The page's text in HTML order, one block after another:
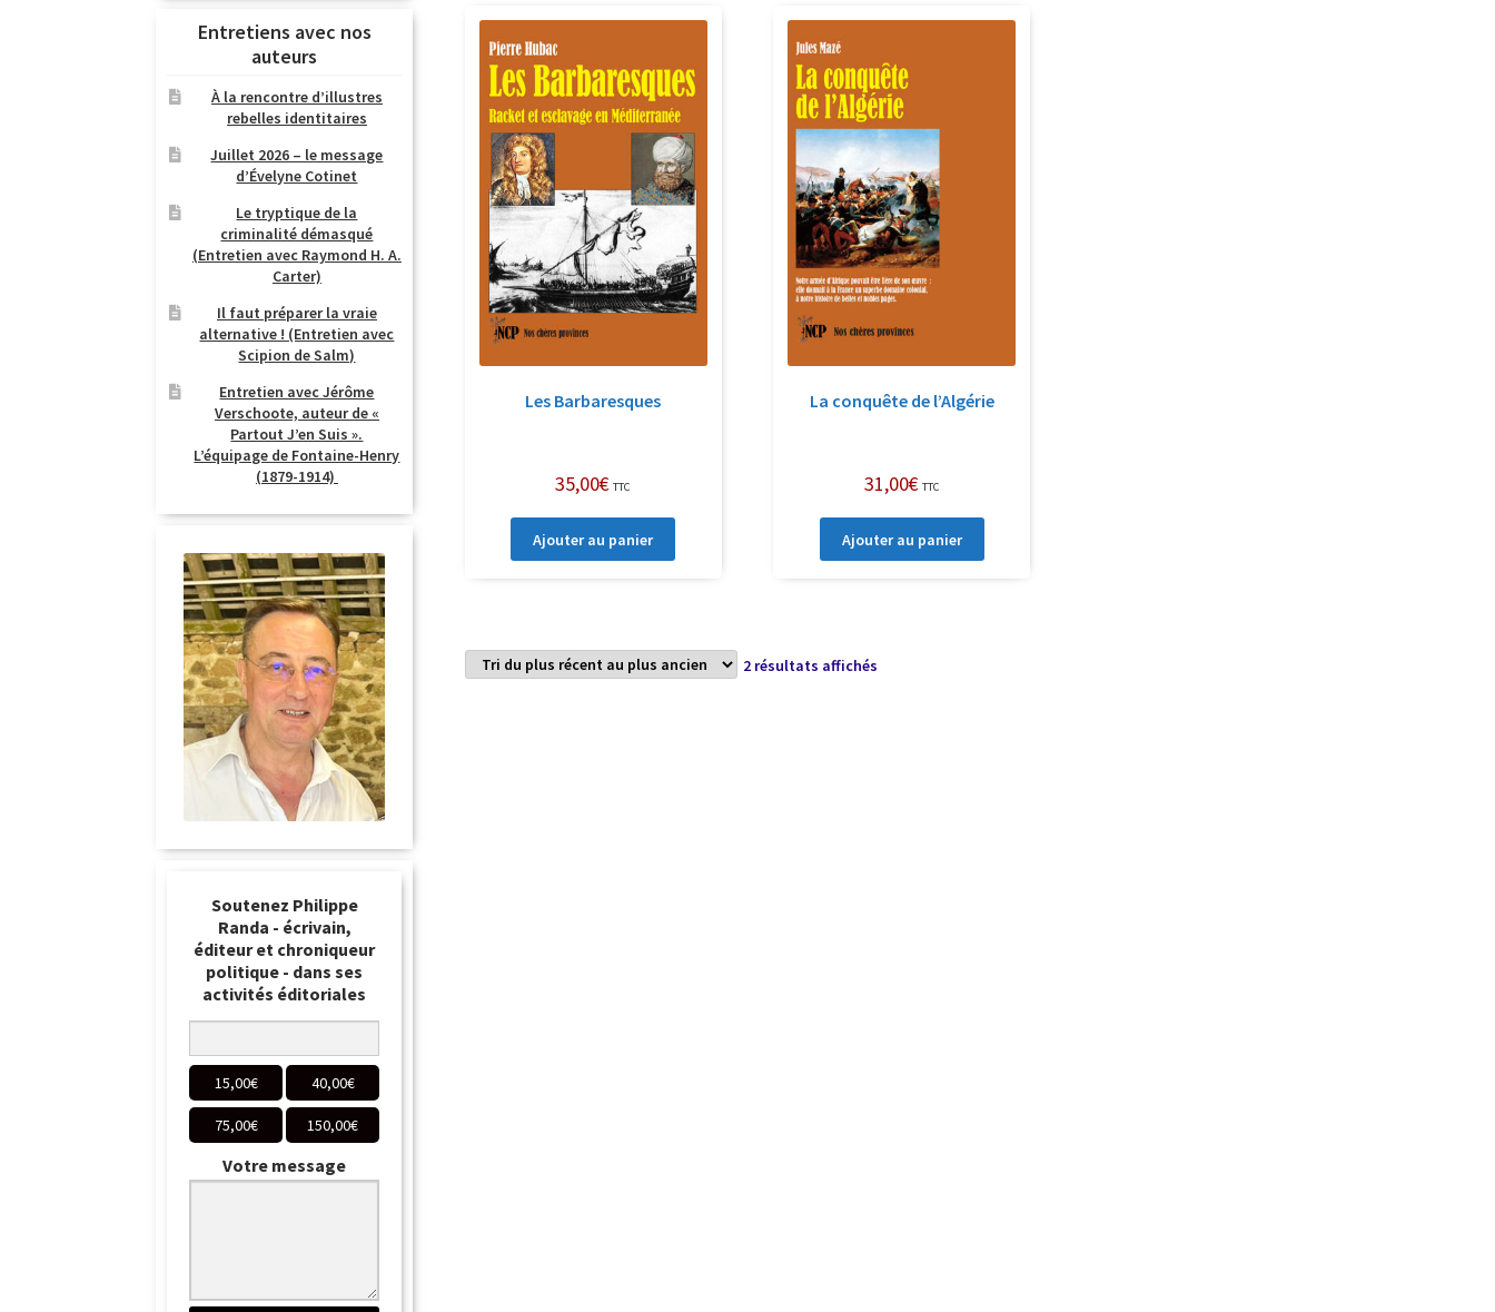
récent
plus
ancien
Les Barbaresques
35,00€ TTC
Ajouter au panier
La conquête de l’Algérie
31,00€ TTC
Ajouter au panier
2 résultats affichésTrié
Entretiens avec nos
auteurs
À la rencontre d’illustres
rebelles identitaires
Juillet 2026 – le message
d’Évelyne Cotinet
Le tryptique de la
criminalité démasqué
(Entretien avec Raymond H. A.
Carter)
Il faut préparer la vraie
alternative ! (Entretien avec
Scipion de Salm)
Entretien avec Jérôme
Verschoote, auteur de «
Partout J’en Suis ».
L’équipage de Fontaine-Henry
(1879-1914)
Soutenez Philippe
Randa - écrivain,
éditeur et chroniqueur
politique - dans ses
activités éditoriales
15,00€ 40,00€
75,00€ 150,00€
Votre message